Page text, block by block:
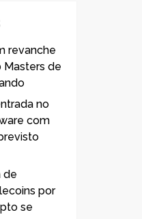
revanche
Masters de
no
com
de
por
se